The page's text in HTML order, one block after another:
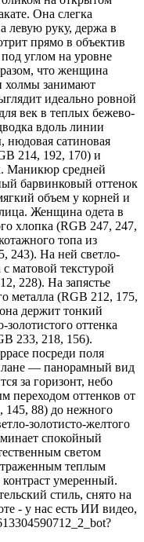
Она слегка
левую руку, держа в
прямо в объектив
углом на уровне
что женщина
холмы занимают
идеально ровной
век в теплых бежево-
вдоль линии
сатиновая
214, 192, 170) и
Маникюр средней
барвинковый оттенок
объем у корней и
Женщина одета в
хлопка (RGB 247, 247,
топа из
243). На ней светло-
матовой текстурой
228). На запястье
металла (RGB 212, 175,
держит тонкий
оттенка
233, 218, 156).
посреди поля
— панорамный вид
за горизонт, небо
переходом оттенков от
145, 88) до нежного
золотисто-желтого
спокойный
светом
теплым
умеренный.
стиль, снято на
- у нас есть ИИ видео,